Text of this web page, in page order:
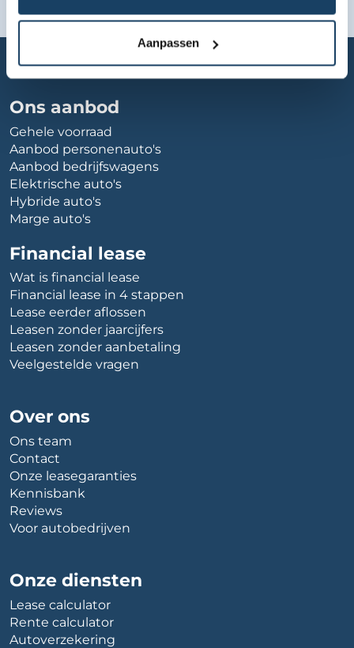
Aanpassen
Ons aanbod
Gehele voorraad
Aanbod personenauto's
Aanbod bedrijfswagens
Elektrische auto's
Hybride auto's
Marge auto's
Financial lease
Wat is financial lease
Financial lease in 4 stappen
Lease eerder aflossen
Leasen zonder jaarcijfers
Leasen zonder aanbetaling
Veelgestelde vragen
Over ons
Ons team
Contact
Onze leasegaranties
Kennisbank
Reviews
Voor autobedrijven
Onze diensten
Lease calculator
Rente calculator
Autoverzekering